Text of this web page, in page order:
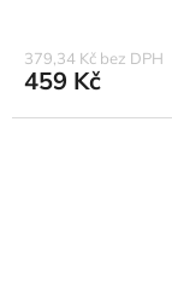
379,34 Kč bez DPH
459 Kč